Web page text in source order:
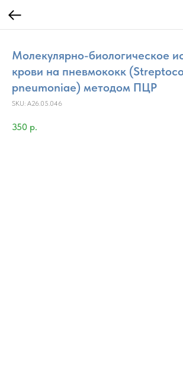
Молекулярно-биологическое
крови на пневмококк
pneumoniae) методом ПЦР
SKU: A26.05.046
350 р.